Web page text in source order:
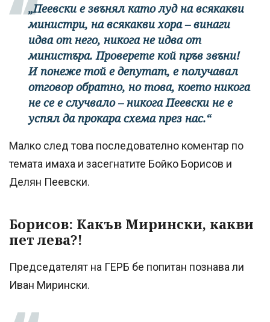
„Пеевски е звънял като луд на всякакви
министри, на всякакви хора – винаги
идва от него, никога не идва от
министъра. Проверете кой пръв звъни!
И понеже той е депутат, е получавал
отговор обратно, но това, което никога
не се е случвало – никога Пеевски не е
успял да прокара схема през нас.“
Малко след това последователно коментар по
темата имаха и засегнатите Бойко Борисов и
Делян Пеевски.
Борисов: Какъв Мирински, какви
пет лева?!
Председателят на ГЕРБ бе попитан познава ли
Иван Мирински.